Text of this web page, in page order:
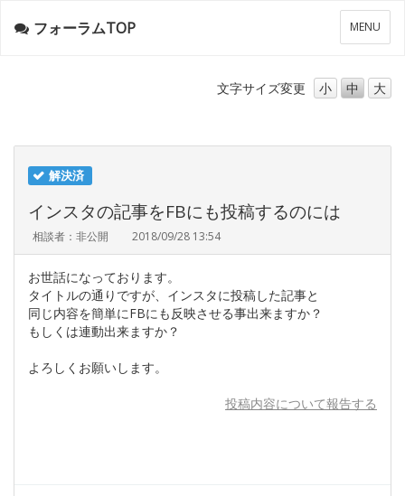
メ
ニ
ー
MENU
フォーラムTOP
文字サイズ変更 小 中 大
解決済
インスタの記事をFBにも投稿するのには
相談者：非公開 2018/09/28 13:54
お世話になっております。
タイトルの通りですが、インスタに投稿した記事と
同じ内容を簡単にFBにも反映させる事出来ますか？
もしくは連動出来ますか？
よろしくお願いします。
投稿内容について報告する